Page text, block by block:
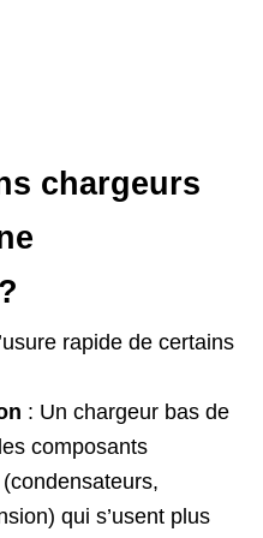
chargeurs
rapide de certains
: Un chargeur bas de
composants
qui s’usent plus